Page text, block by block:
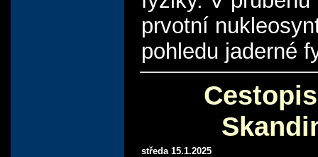
prvotní
pohledu jaderné
středa 15.1.2025